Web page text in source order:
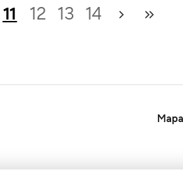
11 12 13 14